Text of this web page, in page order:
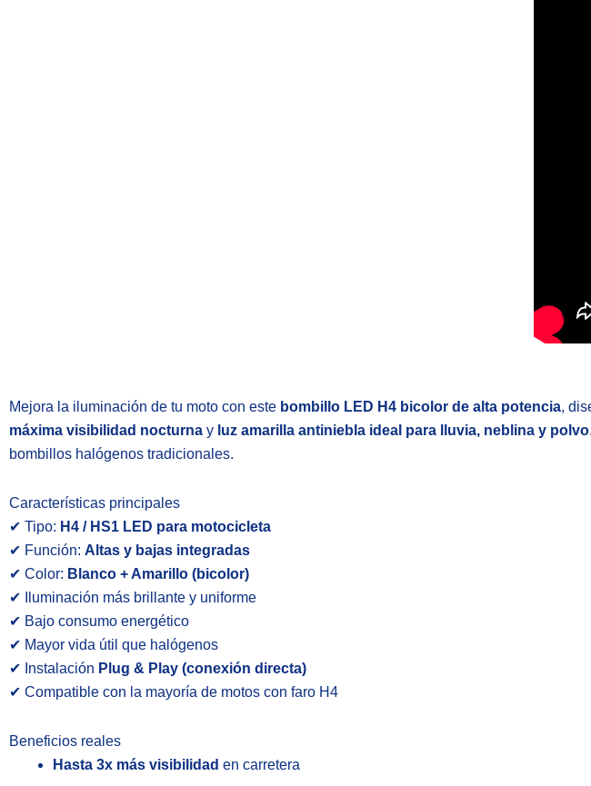
Mejora la iluminación de tu moto con este bombillo LED H4 bicolor de alta potencia,
máxima visibilidad nocturna y luz amarilla antiniebla ideal para lluvia, neblina y polvo
bombillos halógenos tradicionales.
Características principales
✔ Tipo: H4 / HS1 LED para motocicleta
✔ Función: Altas y bajas integradas
✔ Color: Blanco + Amarillo (bicolor)
✔ Iluminación más brillante y uniforme
✔ Bajo consumo energético
✔ Mayor vida útil que halógenos
✔ Instalación Plug & Play (conexión directa)
✔ Compatible con la mayoría de motos con faro H4
Beneficios reales
Hasta 3x más visibilidad en carretera